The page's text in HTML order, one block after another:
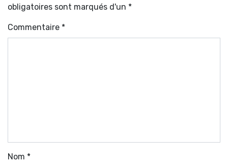
obligatoires sont marqués d'un *
Commentaire *
Nom *